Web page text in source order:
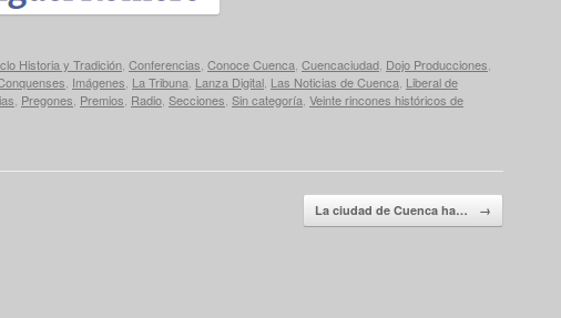
Historia y Tradición, Conferencias, Conoce Cuenca, Cuencaciudad, Dojo Producciones,
, Imágenes, La Tribuna, Lanza Digital, Las Noticias de Cuenca, Liberal de
, Pregones, Premios, Radio, Secciones, Sin categoría, Veinte rincones históricos de
La ciudad de Cuenca ha… →